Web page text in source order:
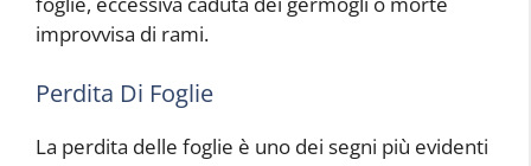
improvvisa di rami.
Perdita Di Foglie
La perdita delle foglie è uno dei segni più evidenti